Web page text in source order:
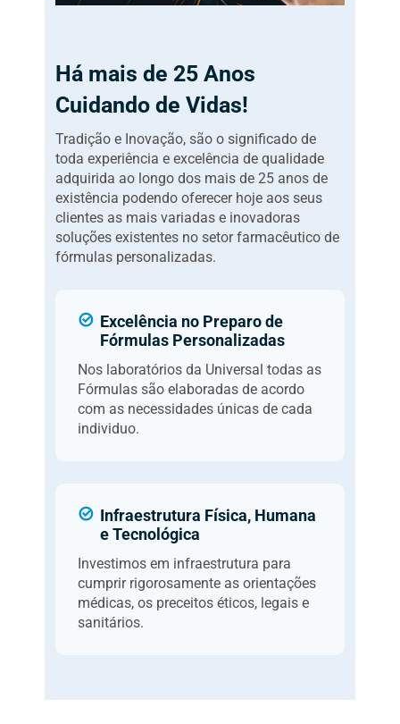
Há mais de 25 Anos
Cuidando de Vidas!
Tradição e Inovação, são o significado de
toda experiência e excelência de qualidade
adquirida ao longo dos mais de 25 anos de
existência podendo oferecer hoje aos seus
clientes as mais variadas e inovadoras
soluções existentes no setor farmacêutico de
fórmulas personalizadas.
Excelência no Preparo de
Fórmulas Personalizadas
Nos laboratórios da Universal todas as
Fórmulas são elaboradas de acordo
com as necessidades únicas de cada
individuo.
Infraestrutura Física, Humana
e Tecnológica
Investimos em infraestrutura para
cumprir rigorosamente as orientações
médicas, os preceitos éticos, legais e
sanitários.